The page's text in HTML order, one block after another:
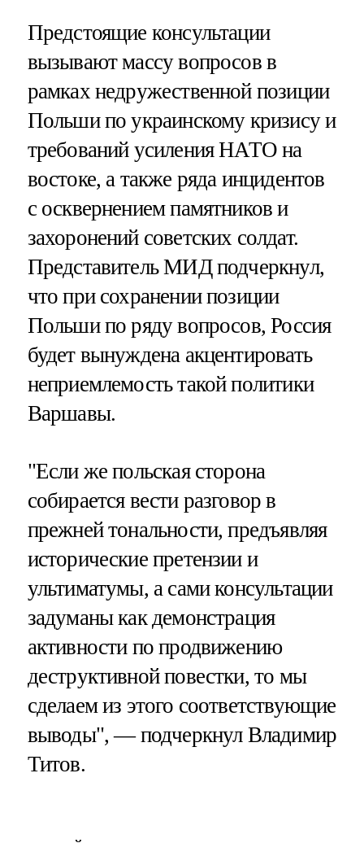
Предстоящие консультации
вызывают массу вопросов в
рамках недружественной позиции
Польши по украинскому кризису и
требований усиления НАТО на
востоке, а также ряда инцидентов
с осквернением памятников и
захоронений советских солдат.
Представитель МИД подчеркнул,
что при сохранении позиции
Польши по ряду вопросов, Россия
будет вынуждена акцентировать
неприемлемость такой политики
Варшавы.
"Если же польская сторона
собирается вести разговор в
прежней тональности, предъявляя
исторические претензии и
ультиматумы, а сами консультации
задуманы как демонстрация
активности по продвижению
деструктивной повестки, то мы
сделаем из этого соответствующие
выводы", — подчеркнул Владимир
Титов.